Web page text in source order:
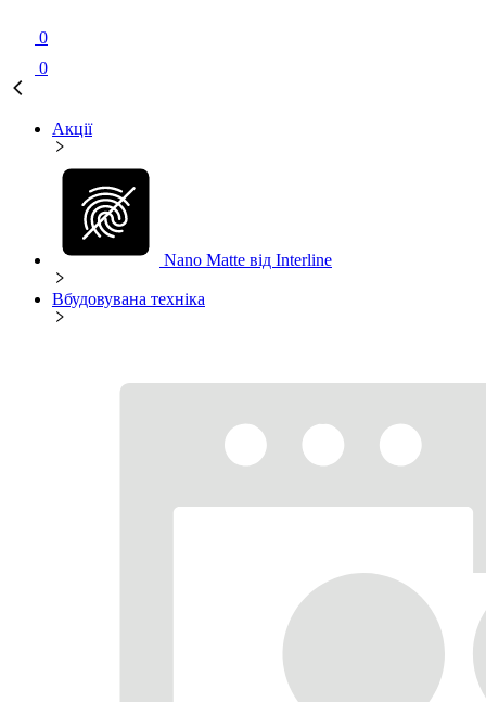
0
0
Акції
Nano Matte від Interline
Вбудовувана техніка